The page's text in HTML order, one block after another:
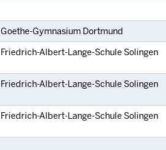
Goethe-Gymnasium Dortmund
Friedrich-Albert-Lange-Schule Solingen
Friedrich-Albert-Lange-Schule Solingen
Friedrich-Albert-Lange-Schule Solingen